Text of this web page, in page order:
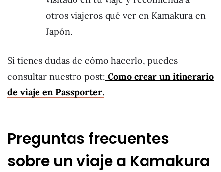
otros viajeros qué ver en Kamakura en
Japón.
Si tienes dudas de cómo hacerlo, puedes
consultar nuestro post: Como crear un itinerario
de viaje en Passporter.
Preguntas frecuentes
sobre un viaje a Kamakura